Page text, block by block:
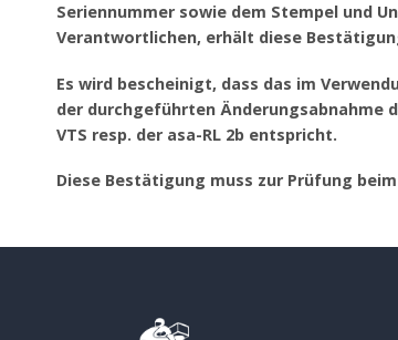
Seriennummer sowie dem Stempel und
Verantwortlichen, erhält diese
Es wird bescheinigt, dass das im
der durchgeführten Änderungsabnahme
VTS resp. der asa-RL 2b entspricht.
Diese Bestätigung muss zur Prüfung